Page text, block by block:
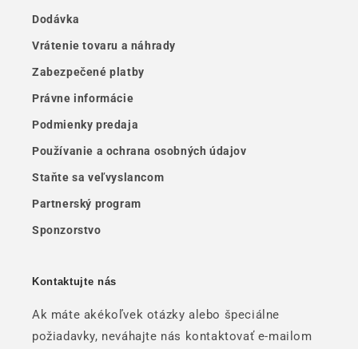
Dodávka
Vrátenie tovaru a náhrady
Zabezpečené platby
Právne informácie
Podmienky predaja
Používanie a ochrana osobných údajov
Staňte sa veľvyslancom
Partnerský program
Sponzorstvo
Kontaktujte nás
Ak máte akékoľvek otázky alebo špeciálne
požiadavky, neváhajte nás kontaktovať e-mailom